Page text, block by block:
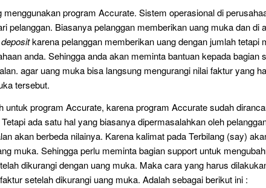
program Accurate. Sistem operasional di
pelanggan. Biasanya pelanggan memberikan uang muka dan di
depositkarena pelanggan memberikan uang dengan jumlah tetapi
anda. Sehingga anda akan meminta bantuan kepada bagian
agar uang muka bisa langsung mengurangi nilai faktur yang
tersebut.
untuk program Accurate, karena program Accurate sudah
ada satu hal yang biasanya dipermasalahkan oleh
akan berbeda nilainya. Karena kalimat pada Terbilang (say)
muka. Sehingga perlu meminta bagian support untuk
dikurangi dengan uang muka. Maka cara yang harus
setelah dikurangi uang muka. Adalah sebagai berikut ini :